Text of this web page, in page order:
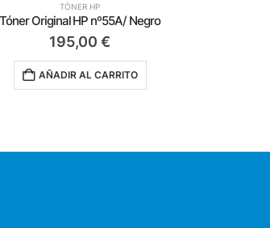
TÓNER HP
Tóner Original HP nº125A/ Cian
94,99 €
AÑADIR AL CARRITO